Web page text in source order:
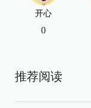
开心
0
推荐阅读